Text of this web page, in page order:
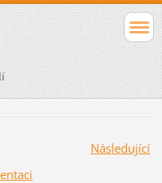
Následující